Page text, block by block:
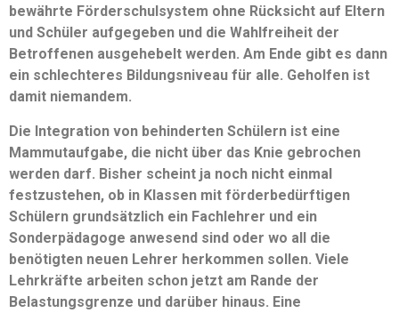
bewährte Förderschulsystem ohne Rücksicht auf Eltern
und Schüler aufgegeben und die Wahlfreiheit der
Betroffenen ausgehebelt werden. Am Ende gibt es dann
ein schlechteres Bildungsniveau für alle. Geholfen ist
damit niemandem.
Die Integration von behinderten Schülern ist eine
Mammutaufgabe, die nicht über das Knie gebrochen
werden darf. Bisher scheint ja noch nicht einmal
festzustehen, ob in Klassen mit förderbedürftigen
Schülern grundsätzlich ein Fachlehrer und ein
Sonderpädagoge anwesend sind oder wo all die
benötigten neuen Lehrer herkommen sollen. Viele
Lehrkräfte arbeiten schon jetzt am Rande der
Belastungsgrenze und darüber hinaus. Eine